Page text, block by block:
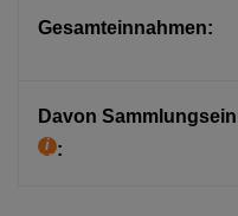
Gesamteinnahmen:
Davon
Hilfetext
: